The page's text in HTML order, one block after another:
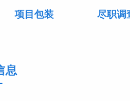
项目包装 尽职调
息